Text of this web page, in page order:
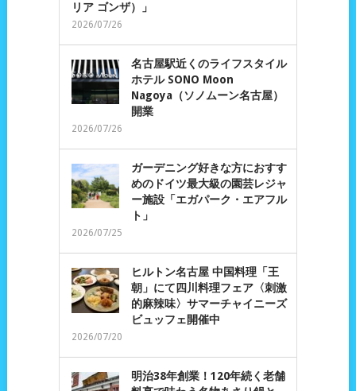
リア ゴンザ）」
2026/07/26
名古屋駅近くのライフスタイル
ホテル SONO Moon
Nagoya（ソノムーン名古屋）
開業
2026/07/26
ガーデニング好きな方におすす
めのドイツ最大級の園芸レジャ
ー施設「エガパーク・エアフル
ト」
2026/07/25
ヒルトン名古屋 中国料理「王
朝」にて四川料理フェア〈刺激
的麻辣味〉サマーチャイニーズ
ビュッフェ開催中
2026/07/20
明治38年創業！120年続く老舗